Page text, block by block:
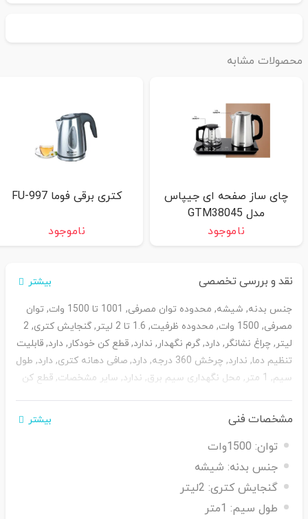
مشابه
چای ساز صفحه ای جیپاس
مدل GTM38045
ناموجود
کتری برقی فوما FU-997
ناموجود
نقد و بررسی تخصصی بیشتر
جنس بدنه, شیشه, محدوده توان مصرفی, 1001 تا 1500 وات, توان
مصرفی, 1500 وات, محدوده ظرفیت, 1.6 تا 2 لیتر, گنجایش کتری, 2
لیتر, چراغ نشانگر, دارد, گرم نگهدار, ندارد, قطع کن خودکار, دارد, قابلیت
تنظیم دما, ندارد, چرخش 360 درجه, دارد, صافی دهانه کتری, دارد, طول
سیم, 1 متر, محل نگهداری سیم برق, ندارد, سایر مشخصات, قطع کن
صافی دهانه کتری
مشخصات فنی بیشتر
توان: 1500وات
جنس بدنه: شیشه
گنجایش کتری: 2لیتر
طول سیم: 1متر